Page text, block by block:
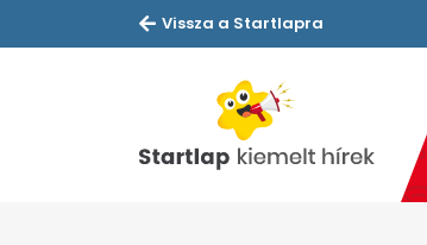
Vissza a Startlapra